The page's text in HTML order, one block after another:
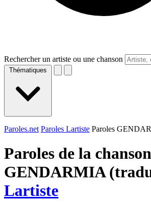
Rechercher un artiste ou une chanson
Thématiques
Paroles.net Paroles Lartiste Paroles
Paroles de la chanson
GENDARMIA
Lartiste